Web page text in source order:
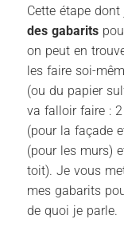
Cette étape dont
des gabarits
on peut en
les faire soi-
(ou du papier
va falloir faire :
(pour la façade
(pour les murs)
toit). Je vous
mes gabarits
de quoi je parle.